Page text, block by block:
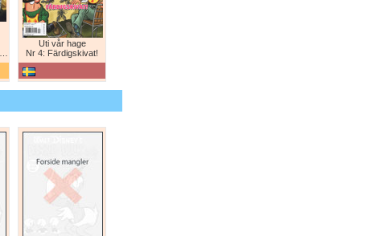
Uti vår hage
Nr 4: Färdigskivat!